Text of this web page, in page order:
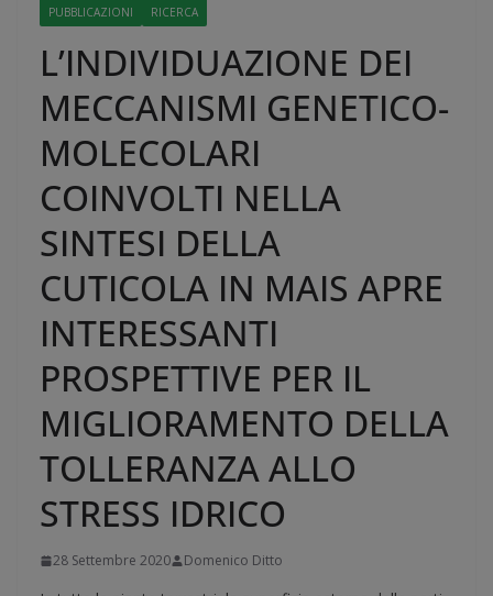
PUBBLICAZIONI RICERCA
L’INDIVIDUAZIONE DEI
MECCANISMI GENETICO-
MOLECOLARI
COINVOLTI NELLA
SINTESI DELLA
CUTICOLA IN MAIS APRE
INTERESSANTI
PROSPETTIVE PER IL
MIGLIORAMENTO DELLA
TOLLERANZA ALLO
STRESS IDRICO
28 Settembre 2020 Domenico Ditto